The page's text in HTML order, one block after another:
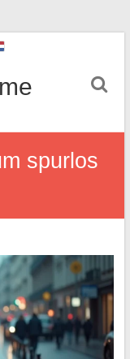
spurlos